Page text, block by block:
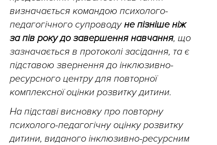
визначається командою психолого-
педагогічного супроводуне пізніше ніж
за пів року до завершення навчання, що
зазначається в протоколі засідання, та є
підставою звернення до інклюзивно-
ресурсного центру для повторної
комплексної оцінки розвитку дитини.
На підставі висновку про повторну
психолого-педагогічну оцінку розвитку
дитини, виданого інклюзивно-ресурсним